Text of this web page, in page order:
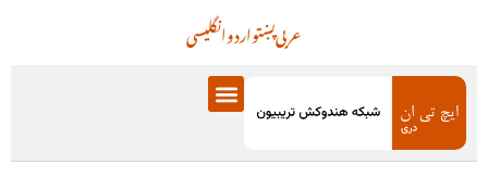
انگلیسیاردوپښتوعربی